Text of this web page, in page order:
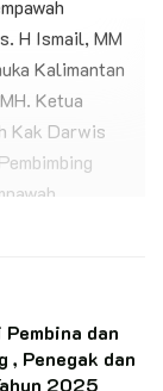
H Ismail, MM
Kalimantan
Ketua
Kak Darwis
Mabicab, agar
Cabang dapat
“. Lanjutnya ”
dan
, Penegak dan
2025